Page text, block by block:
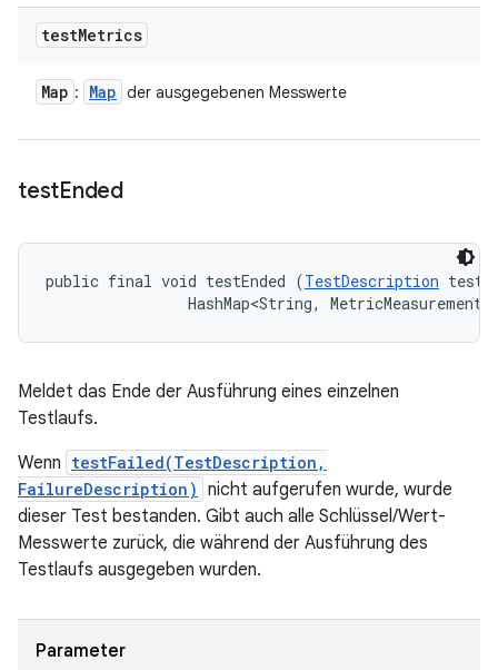
testMetrics
Map : Map der ausgegebenen Messwerte
testEnded
public final void testEnded (TestDescription
HashMap<String,
Meldet das Ende der Ausführung eines einzelnen
Testlaufs.
Wenn testFailed(TestDescription,
FailureDescription) nicht aufgerufen wurde, wurde
dieser Test bestanden. Gibt auch alle Schlüssel/Wert-
Messwerte zurück, die während der Ausführung des
Testlaufs ausgegeben wurden.
Parameter